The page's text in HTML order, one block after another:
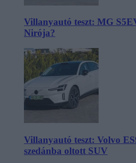
Villanyautó teszt: MG
Nirója?
Villanyautó teszt: Volvo
szedánba oltott SUV